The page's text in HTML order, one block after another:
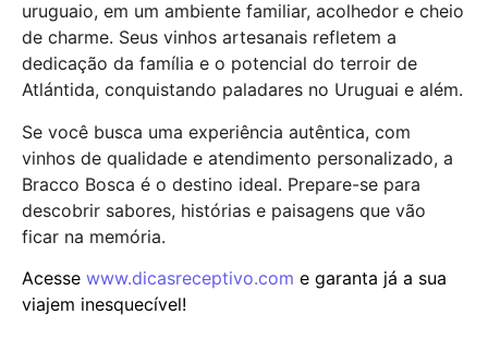
uruguaio, em um ambiente familiar, acolhedor e cheio
de charme. Seus vinhos artesanais refletem a
dedicação da família e o potencial do terroir de
Atlántida, conquistando paladares no Uruguai e além.
Se você busca uma experiência autêntica, com
vinhos de qualidade e atendimento personalizado, a
Bracco Bosca é o destino ideal. Prepare-se para
descobrir sabores, histórias e paisagens que vão
ficar na memória.
Acesse www.dicasreceptivo.com e garanta já a sua
viajem inesquecível!